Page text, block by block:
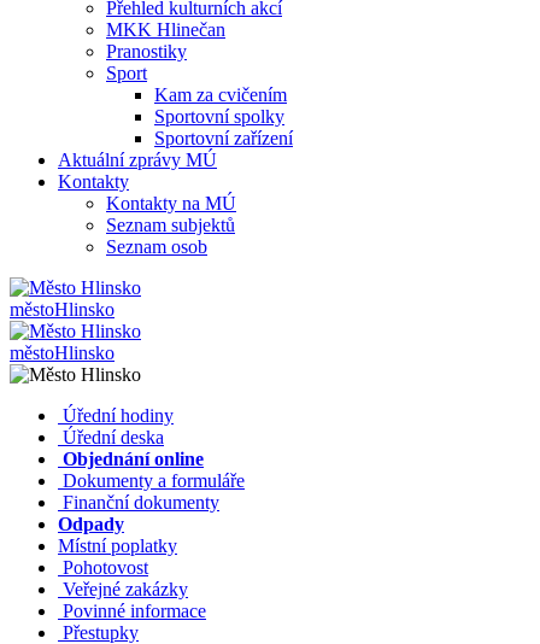
Přehled kulturních akcí
MKK Hlinečan
Pranostiky
Sport
Kam za cvičením
Sportovní spolky
Sportovní zařízení
Aktuální zprávy MÚ
Kontakty
Kontakty na MÚ
Seznam subjektů
Seznam osob
městoHlinsko
městoHlinsko
Úřední hodiny
Úřední deska
Objednání online
Dokumenty a formuláře
Finanční dokumenty
Odpady
Místní poplatky
Pohotovost
Veřejné zakázky
Povinné informace
Přestupky